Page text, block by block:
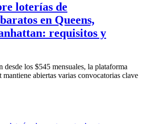
loterías de
en Queens,
requisitos y
desde los $545 mensuales, la plataforma
abiertas varias convocatorias clave